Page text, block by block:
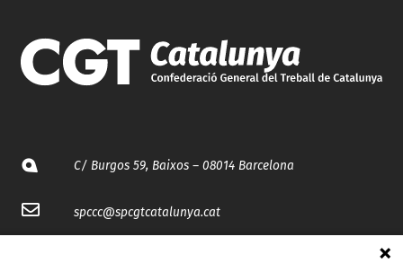
C/ Burgos 59, Baixos – 08014 Barcelona
spccc@spcgtcatalunya.cat